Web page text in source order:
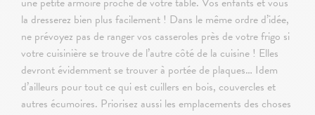
la dresserez bien plus facilement ! Dans le même ordre d’idée,
ne prévoyez pas de ranger vos casseroles près de votre frigo si
votre cuisinière se trouve de l’autre côté de la cuisine ! Elles
devront évidemment se trouver à portée de plaques… Idem
d’ailleurs pour tout ce qui est cuillers en bois, couvercles et
autres écumoires. Priorisez aussi les emplacements des choses